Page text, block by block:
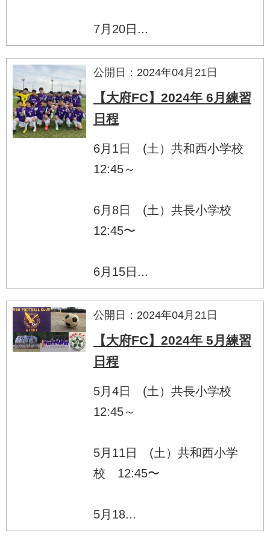
7月20日...
公開日：2024年04月21日
【大府FC】2024年 6月練習
日程
6月1日 (土）共和西小学校
12:45～
6月8日 (土）共長小学校
12:45〜
6月15日...
公開日：2024年04月21日
【大府FC】2024年 5月練習
日程
5月4日 (土）共長小学校
12:45～
5月11日 (土）共和西小学
校 12:45〜
5月18...